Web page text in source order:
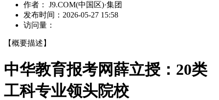
作者： J9.COM(中国区)·集团
发布时间： 2026-05-27 15:58
访问量：
【概要描述】
中华教育报考网薛立授：20类
工科专业领头院校